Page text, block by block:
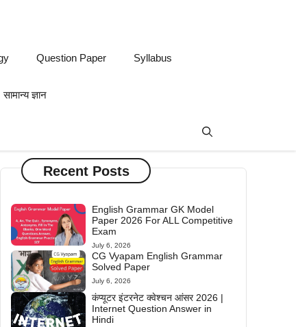
Question Paper Syllabus
सामान्य ज्ञान
Recent Posts
English Grammar GK Model
Paper 2026 For ALL Competitive
Exam
July 6, 2026
CG Vyapam English Grammar
Solved Paper
July 6, 2026
कंप्यूटर इंटरनेट क्वेश्चन आंसर 2026 |
Internet Question Answer in
Hindi